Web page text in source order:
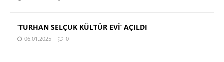
‘TURHAN SELÇUK KÜLTÜR EVİ’ AÇILDI
06.01.2025 0